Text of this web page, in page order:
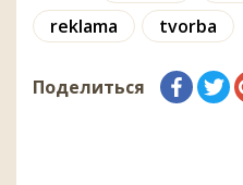
reklama
tvorba
Поделиться